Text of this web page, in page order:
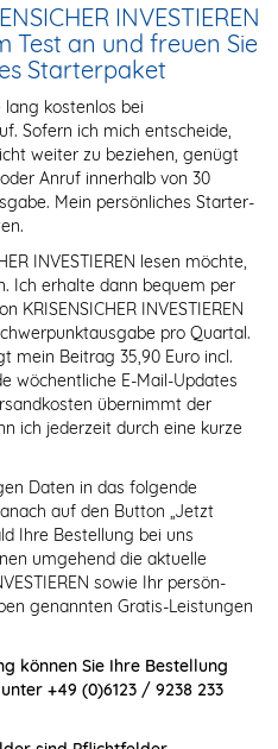
INVESTIEREN
Test an und freuen Sie
Starterpaket
lang kostenlos bei
Sofern ich mich entscheide,
weiter zu beziehen, genügt
Anruf innerhalb von 30
Mein persönliches Starter-
INVESTIEREN lesen möchte,
Ich erhalte dann bequem per
KRISENSICHER INVESTIEREN
pro Quartal.
mein Beitrag 35,90 Euro incl.
wöchentliche E-Mail-Updates
übernimmt der
ich jederzeit durch eine kurze
Daten in das folgende
auf den Button „Jetzt
Ihre Bestellung bei uns
umgehend die aktuelle
sowie Ihr persön-
genannten Gratis-Leistungen
können Sie Ihre Bestellung
+49 (0)6123 / 9238 233